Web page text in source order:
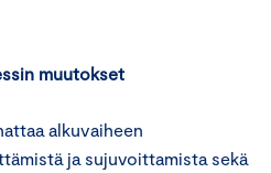
muutokset
alkuvaiheen
ja sujuvoittamista sekä